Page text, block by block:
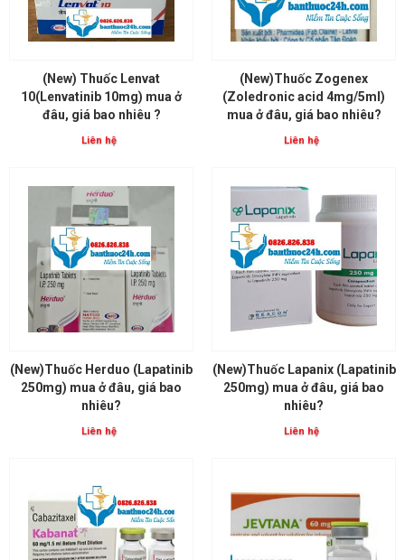
(New) Thuốc Lenvat
10(Lenvatinib 10mg) mua ở
đâu, giá bao nhiêu ?
Liên hệ
(New)Thuốc Zogenex
(Zoledronic acid 4mg/5ml)
mua ở đâu, giá bao nhiêu?
Liên hệ
(New)Thuốc Herduo (Lapatinib
250mg) mua ở đâu, giá bao
nhiêu?
Liên hệ
(New)Thuốc Lapanix (Lapatinib
250mg) mua ở đâu, giá bao
nhiêu?
Liên hệ